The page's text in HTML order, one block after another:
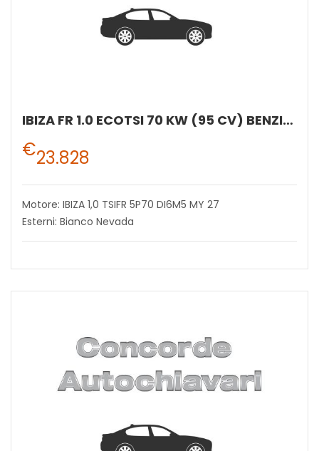
IBIZA FR 1.0 ECOTSI 70 KW (95 CV) BENZINA MANUALE 5 MARCE 2WD
€23.828
Motore: IBIZA 1,0 TSIFR 5P70 DI6M5 MY 27
Esterni: Bianco Nevada